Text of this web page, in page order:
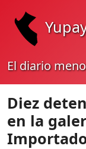
El diario
Diez
en la